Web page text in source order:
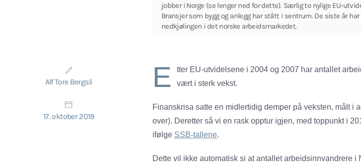
jobber i Norge (se lenger ned for dette). Særlig to nylige EU-
Bransjer som bygg og anlegg har stått i sentrum. De siste år
nedkjølingen i det norske arbeidsmarkedet.
Alf Tore Bergsli
17. oktober 2019
E
tter EU-utvidelsene i 2004 og 2007 har antallet
vært i sterk vekst.
Finanskrisa satte en midlertidig demper på veksten, målt i
over). Deretter så vi en rask opptur igjen, med toppunkt i
ifølge SSB-tallene.
Dette vil ikke automatisk si at antallet arbeidsinnvandrere